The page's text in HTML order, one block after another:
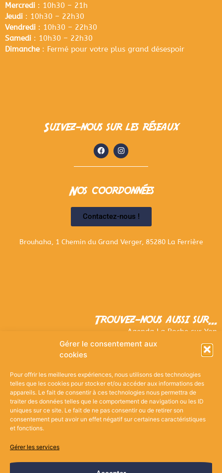
Gérer le consentement aux
cookies
Pour offrir les meilleures expériences, nous utilisons des technologies
telles que les cookies pour stocker et/ou accéder aux informations des
appareils. Le fait de consentir à ces technologies nous permettra de
traiter des données telles que le comportement de navigation ou les ID
uniques sur ce site. Le fait de ne pas consentir ou de retirer son
consentement peut avoir un effet négatif sur certaines caractéristiques
et fonctions.
Gérer les services
Mercredi : 10h30 – 21h
Jeudi : 10h30 – 22h30
Vendredi : 10h30 – 22h30
Samedi : 10h30 – 22h30
Dimanche: Fermé pour votre plus grand désespoir
Suivez-nous sur les réseaux
Nos coordonnées
Contactez-nous !
Brouhaha, 1 Chemin du Grand Verger, 85280 La Ferrière
Trouvez-nous aussi sur...
Agenda La Roche sur Yon
Guide de la Vendée
Actu.fr
Actus & Horaires–Boire & Manger –La cave
Grand Zig –Les Coureurs de Lune–Evénements –
Expositions – Contact – Bonus
Mentions légales
L’abus d’alcool est dangereux pour la santé. A consommer avec